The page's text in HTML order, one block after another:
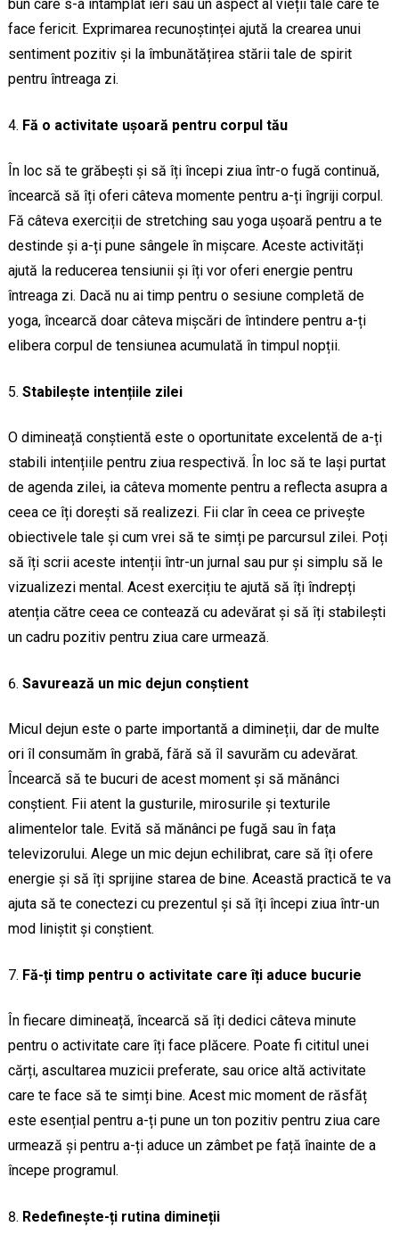
bun care s-a întâmplat ieri sau un aspect al vieții tale care te
face fericit. Exprimarea recunoștinței ajută la crearea unui
sentiment pozitiv și la îmbunătățirea stării tale de spirit
pentru întreaga zi.
Fă o activitate ușoară pentru corpul tău
În loc să te grăbești și să îți începi ziua într-o fugă continuă,
încearcă să îți oferi câteva momente pentru a-ți îngriji corpul.
Fă câteva exerciții de stretching sau yoga ușoară pentru a te
destinde și a-ți pune sângele în mișcare. Aceste activități
ajută la reducerea tensiunii și îți vor oferi energie pentru
întreaga zi. Dacă nu ai timp pentru o sesiune completă de
yoga, încearcă doar câteva mișcări de întindere pentru a-ți
elibera corpul de tensiunea acumulată în timpul nopții.
Stabilește intențiile zilei
O dimineață conștientă este o oportunitate excelentă de a-ți
stabili intențiile pentru ziua respectivă. În loc să te lași purtat
de agenda zilei, ia câteva momente pentru a reflecta asupra a
ceea ce îți dorești să realizezi. Fii clar în ceea ce privește
obiectivele tale și cum vrei să te simți pe parcursul zilei. Poți
să îți scrii aceste intenții într-un jurnal sau pur și simplu să le
vizualizezi mental. Acest exercițiu te ajută să îți îndrepți
atenția către ceea ce contează cu adevărat și să îți stabilești
un cadru pozitiv pentru ziua care urmează.
Savurează un mic dejun conștient
Micul dejun este o parte importantă a dimineții, dar de multe
ori îl consumăm în grabă, fără să îl savurăm cu adevărat.
Încearcă să te bucuri de acest moment și să mănânci
conștient. Fii atent la gusturile, mirosurile și texturile
alimentelor tale. Evită să mănânci pe fugă sau în fața
televizorului. Alege un mic dejun echilibrat, care să îți ofere
energie și să îți sprijine starea de bine. Această practică te va
ajuta să te conectezi cu prezentul și să îți începi ziua într-un
mod liniștit și conștient.
Fă-ți timp pentru o activitate care îți aduce bucurie
În fiecare dimineață, încearcă să îți dedici câteva minute
pentru o activitate care îți face plăcere. Poate fi cititul unei
cărți, ascultarea muzicii preferate, sau orice altă activitate
care te face să te simți bine. Acest mic moment de răsfăț
este esențial pentru a-ți pune un ton pozitiv pentru ziua care
urmează și pentru a-ți aduce un zâmbet pe față înainte de a
începe programul.
Redefinește-ți rutina dimineții